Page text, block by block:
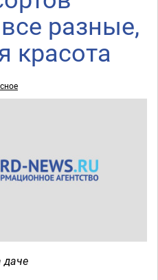
разные,
красота
даче